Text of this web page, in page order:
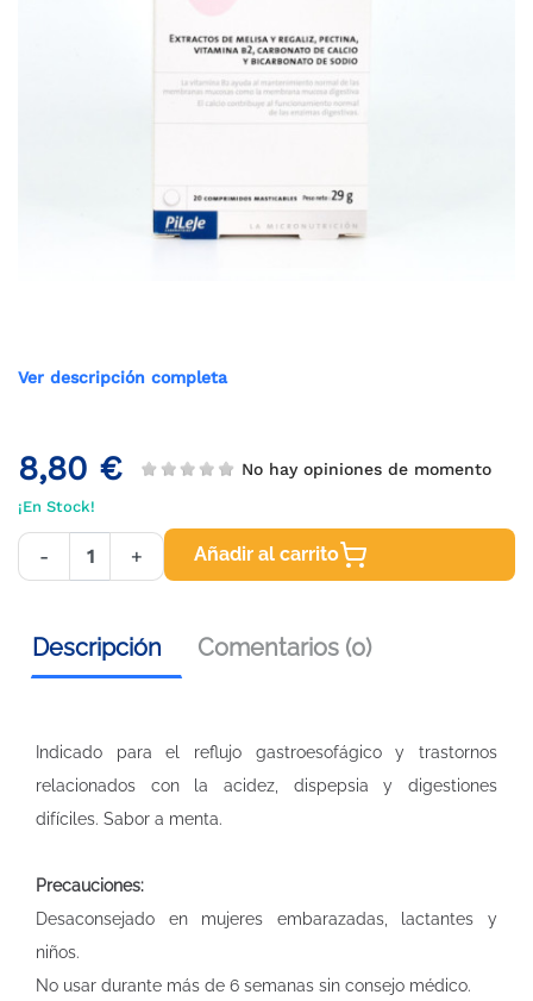
Ver descripción completa
8,80 € No hay opiniones de momento
¡En Stock!
- + Añadir al carrito
Descripción Comentarios (0)
Indicado para el reflujo gastroesofágico y trastornos
relacionados con la acidez, dispepsia y digestiones
difíciles. Sabor a menta.
Precauciones:
Desaconsejado en mujeres embarazadas, lactantes y
niños.
No usar durante más de 6 semanas sin consejo médico.